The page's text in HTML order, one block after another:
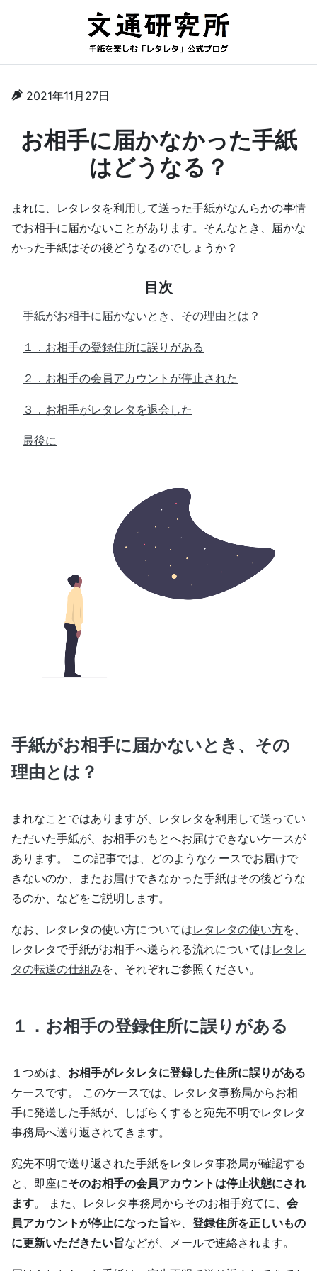
2021年11月27日
お相手に届かなかった手紙
はどうなる？
まれに、レタレタを利用して送った手紙がなんらかの事情
でお相手に届かないことがあります。そんなとき、届かな
かった手紙はその後どうなるのでしょうか？
目次
手紙がお相手に届かないとき、その理由とは？
１．お相手の登録住所に誤りがある
２．お相手の会員アカウントが停止された
３．お相手がレタレタを退会した
最後に
手紙がお相手に届かないとき、その
理由とは？
まれなことではありますが、レタレタを利用して送ってい
ただいた手紙が、お相手のもとへお届けできないケースが
あります。 この記事では、どのようなケースでお届けで
きないのか、またお届けできなかった手紙はその後どうな
るのか、などをご説明します。
なお、レタレタの使い方についてはレタレタの使い方を、
レタレタで手紙がお相手へ送られる流れについてはレタレ
タの転送の仕組みを、それぞれご参照ください。
１．お相手の登録住所に誤りがある
１つめは、 お相手がレタレタに登録した住所に誤りがある
ケースです。 このケースでは、レタレタ事務局からお相
手に発送した手紙が、しばらくすると宛先不明でレタレタ
事務局へ送り返されてきます。
宛先不明で送り返された手紙をレタレタ事務局が確認する
と、即座にそのお相手の会員アカウントは停止状態にされ
ます。 また、レタレタ事務局からそのお相手宛てに、 会
員アカウントが停止になった旨や、 登録住所を正しいもの
に更新いただきたい旨などが、メールで連絡されます。